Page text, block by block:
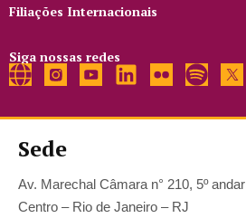
Filiações Internacionais
Siga nossas redes
Sede
Av. Marechal Câmara n° 210, 5º andar
Centro – Rio de Janeiro – RJ